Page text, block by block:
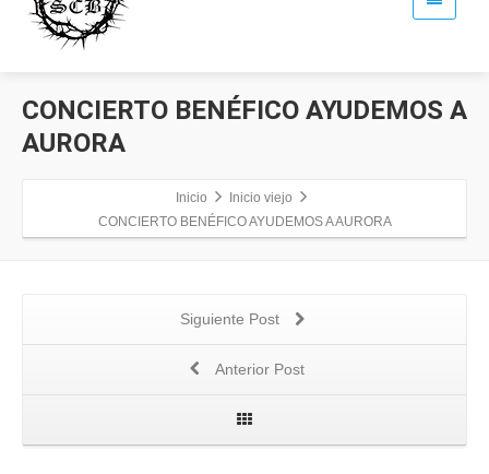
CONCIERTO BENÉFICO AYUDEMOS A
AURORA
Inicio
Inicio viejo
CONCIERTO BENÉFICO AYUDEMOS A AURORA
Siguiente Post
Anterior Post